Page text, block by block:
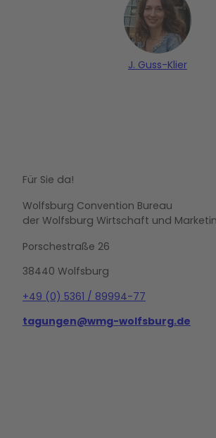
J. Guss-Klier
Für Sie da!
Wolfsburg Convention Bureau
der Wolfsburg Wirtschaft und
Porschestraße 26
38440 Wolfsburg
+49 (0) 5361 / 89994-77
tagungen@wmg-wolfsburg.de